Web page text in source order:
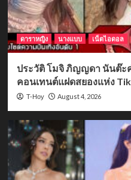
ดาราหญิง นางแบบ เน็ตไอดอล
ประวัติ โมจิ ภิญญดา นันต๊ะ
คอนเทนต์แฝดสยองแห่ง
T-Hoy August 4, 2026